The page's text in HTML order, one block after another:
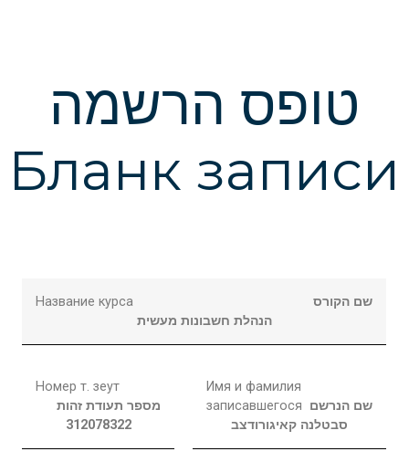
טופס הרשמה
Бланк записи
Название курса
שם הקורס
הנהלת חשבונות מעשית
Номер т. зеут
מספר תעודת זהות
312078322
Имя и фамилия
записавшегося שם הנרשם
סבטלנה קאיגורודצב